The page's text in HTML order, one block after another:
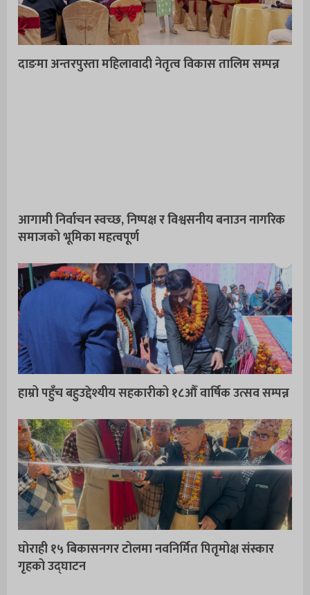
दाङमा अन्तरपुस्ता महिलावादी नेतृत्व विकास तालिम सम्पन्न
आगामी निर्वाचन स्वच्छ, निष्पक्ष र विश्वसनीय बनाउन नागरिक
समाजको भूमिका महत्वपूर्ण
हाम्रो पहुँच बहुउद्देश्यीय सहकारीको १८औँ वार्षिक उत्सव सम्पन्न
घोराही १५ बिकासनगर टोलमा नवनिर्मित पितृमोक्ष संस्कार
गृहको उद्घाटन